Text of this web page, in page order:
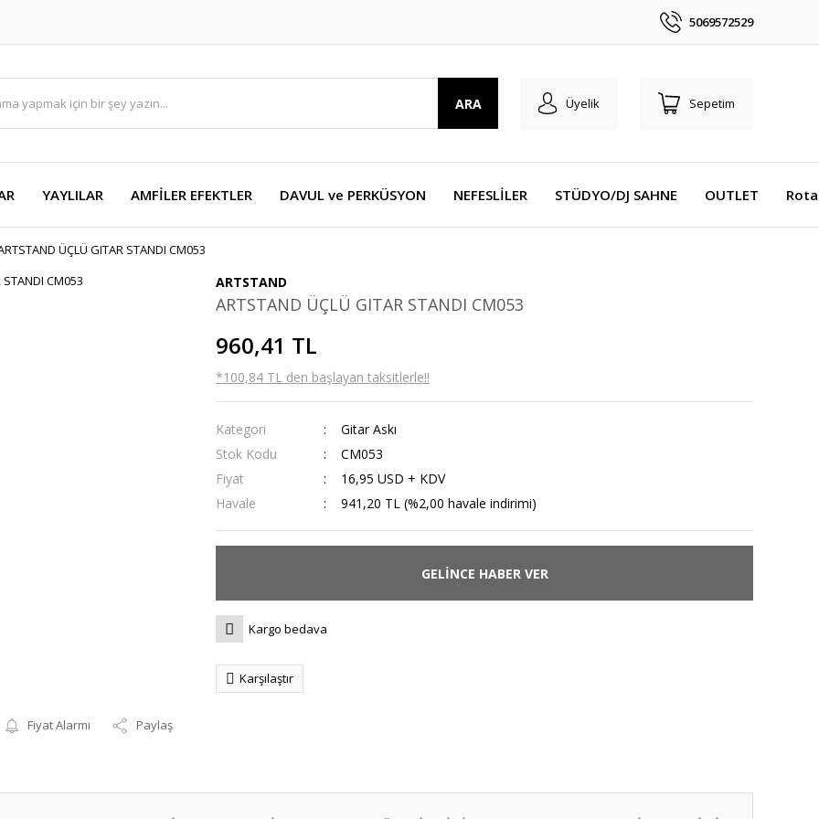
5069572529
ARA Üyelik Sepetim
YAYLILAR AMFİLER EFEKTLER DAVUL ve PERKÜSYON NEFESLİLER STÜDYO/DJ SAHNE OUTLET
ÜÇLÜ GITAR STANDI CM053
Fiyat Alarmı Paylaş
ARTSTAND
ARTSTAND ÜÇLÜ GITAR STANDI CM053
960,41 TL
*100,84 TL den başlayan taksitlerle!!
Kategori
Gitar Askı
Stok Kodu
CM053
Fiyat
16,95 USD + KDV
Havale
941,20 TL (%2,00 havale indirimi)
GELİNCE HABER VER
Kargo bedava
Karşılaştır